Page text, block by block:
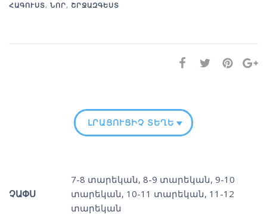
ՀԱԳՈՒՍՏ, ՆՈՐ, ՇՐՋԱԶԳԵՍՏ
ԼՐԱՑՈՒՑԻՉ ՏԵՂԵԿՈՒԹՅՈՒՆ
ՉԱՓՍ
7-8 տարեկան, 8-9 տարեկան, 9-10
տարեկան, 10-11 տարեկան, 11-12
տարեկան